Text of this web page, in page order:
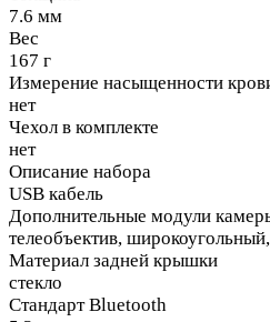
7.6 мм
Вес
167 г
Измерение насыщенности
нет
Чехол в комплекте
нет
Описание набора
USB кабель
Дополнительные модули
телеобъектив,
Материал задней крышки
стекло
Стандарт Bluetooth